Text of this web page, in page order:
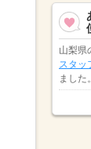
山梨県
スタッ
ました。
株式
ーズが